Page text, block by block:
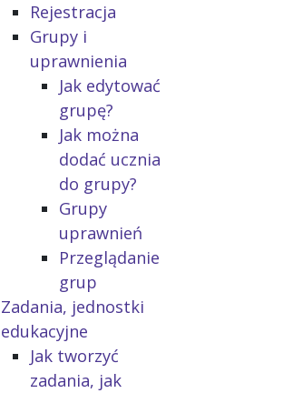
Rejestracja
Grupy i
uprawnienia
Jak edytować
grupę?
Jak można
dodać ucznia
do grupy?
Grupy
uprawnień
Przeglądanie
grup
Zadania, jednostki
edukacyjne
Jak tworzyć
zadania, jak